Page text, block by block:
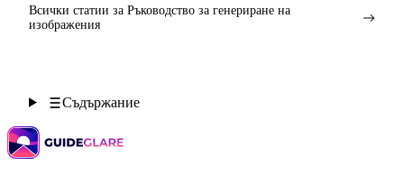
Всички статии за Ръководство за генериране на
изображения
Съдържание